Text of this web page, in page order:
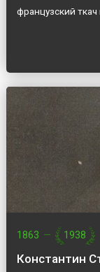
французский ткач
1863 — 1938
Константин